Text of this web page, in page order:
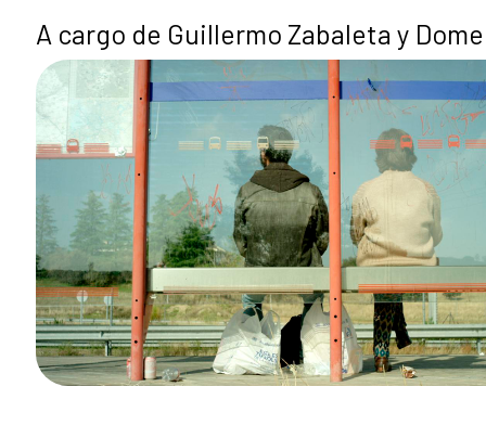
A cargo de Guillermo Zabaleta y